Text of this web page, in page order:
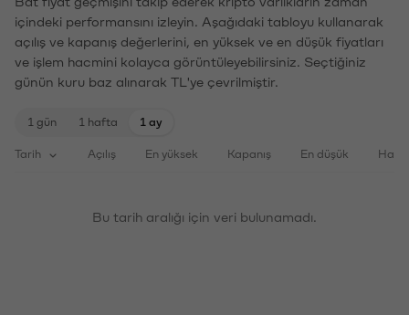
içindeki performansını izleyin. Aşağıdaki tabloyu kullanarak
açılış ve kapanış değerlerini, en yüksek ve en düşük fiyatları
ve işlem hacmini kolayca görüntüleyebilirsiniz. Seçtiğiniz
günün kuru baz alınarak TL'ye çevrilmiştir.
1 gün 1 hafta 1 ay
Tarih Açılış En yüksek Kapanış En düşük
Bu tarih aralığı için veri bulunamadı.